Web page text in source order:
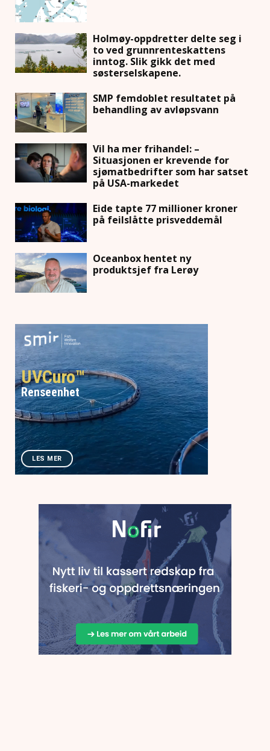
Holmøy-oppdretter delte seg i
to ved grunnrenteskattens
inntog. Slik gikk det med
søsterselskapene.
SMP femdoblet resultatet på
behandling av avløpsvann
Vil ha mer frihandel: –
Situasjonen er krevende for
sjømatbedrifter som har satset
på USA-markedet
Eide tapte 77 millioner kroner
på feilslåtte prisveddemål
Oceanbox hentet ny
produktsjef fra Lerøy